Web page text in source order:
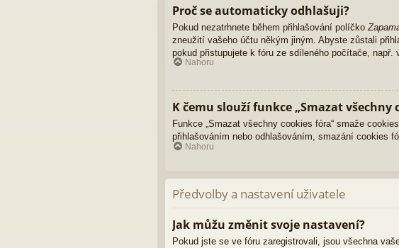
Proč se automaticky odhlašuji?
Pokud nezatrhnete během přihlašování políčko
zneužití vašeho účtu někým jiným. Abyste zůstali
pokud přistupujete k fóru ze sdíleného počítače, např.
Nahoru
K čemu slouží funkce „Smazat všechny
Funkce „Smazat všechny cookies fóra“ smaže
přihlašováním nebo odhlašováním, smazání cookies
Nahoru
Předvolby a nastavení uživatele
Jak můžu změnit svoje nastavení?
Pokud jste se ve fóru zaregistrovali, jsou všechna